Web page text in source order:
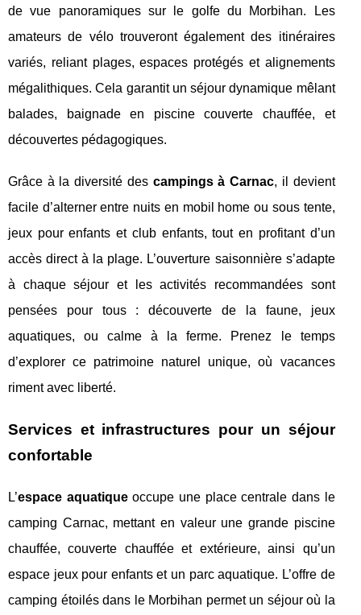
de vue panoramiques sur le golfe du Morbihan. Les
amateurs de vélo trouveront également des itinéraires
variés, reliant plages, espaces protégés et alignements
mégalithiques. Cela garantit un séjour dynamique mêlant
balades, baignade en piscine couverte chauffée, et
découvertes pédagogiques.
Grâce à la diversité des campings à Carnac, il devient
facile d’alterner entre nuits en mobil home ou sous tente,
jeux pour enfants et club enfants, tout en profitant d’un
accès direct à la plage. L’ouverture saisonnière s’adapte
à chaque séjour et les activités recommandées sont
pensées pour tous : découverte de la faune, jeux
aquatiques, ou calme à la ferme. Prenez le temps
d’explorer ce patrimoine naturel unique, où vacances
riment avec liberté.
Services et infrastructures pour un séjour
confortable
L’espace aquatiqueoccupe une place centrale dans le
camping Carnac, mettant en valeur une grande piscine
chauffée, couverte chauffée et extérieure, ainsi qu’un
espace jeux pour enfants et un parc aquatique. L’offre de
camping étoilés dans le Morbihan permet un séjour où la